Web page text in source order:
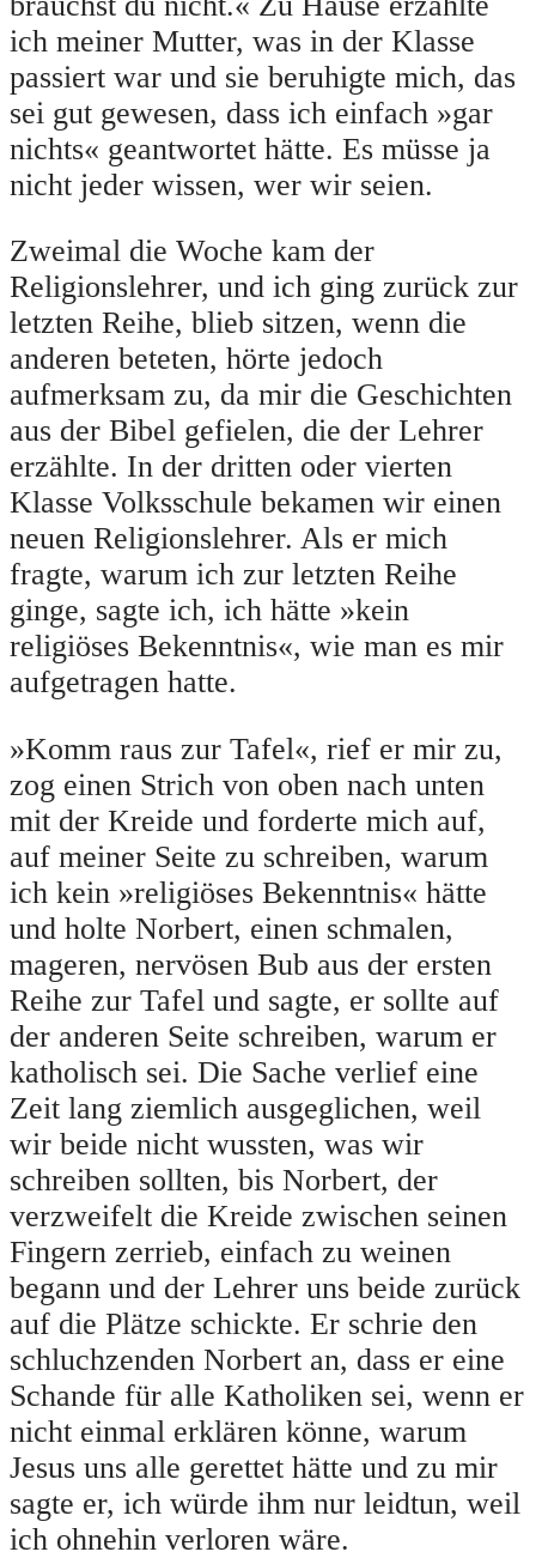
ich meiner Mutter, was in der Klasse
passiert war und sie beruhigte mich, das
sei gut gewesen, dass ich einfach »gar
nichts« geantwortet hätte. Es müsse ja
nicht jeder wissen, wer wir seien.
Zweimal die Woche kam der
Religionslehrer, und ich ging zurück zur
letzten Reihe, blieb sitzen, wenn die
anderen beteten, hörte jedoch
aufmerksam zu, da mir die Geschichten
aus der Bibel gefielen, die der Lehrer
erzählte. In der dritten oder vierten
Klasse Volksschule bekamen wir einen
neuen Religionslehrer. Als er mich
fragte, warum ich zur letzten Reihe
ginge, sagte ich, ich hätte »kein
religiöses Bekenntnis«, wie man es mir
aufgetragen hatte.
»Komm raus zur Tafel«, rief er mir zu,
zog einen Strich von oben nach unten
mit der Kreide und forderte mich auf,
auf meiner Seite zu schreiben, warum
ich kein »religiöses Bekenntnis« hätte
und holte Norbert, einen schmalen,
mageren, nervösen Bub aus der ersten
Reihe zur Tafel und sagte, er sollte auf
der anderen Seite schreiben, warum er
katholisch sei. Die Sache verlief eine
Zeit lang ziemlich ausgeglichen, weil
wir beide nicht wussten, was wir
schreiben sollten, bis Norbert, der
verzweifelt die Kreide zwischen seinen
Fingern zerrieb, einfach zu weinen
begann und der Lehrer uns beide zurück
auf die Plätze schickte. Er schrie den
schluchzenden Norbert an, dass er eine
Schande für alle Katholiken sei, wenn er
nicht einmal erklären könne, warum
Jesus uns alle gerettet hätte und zu mir
sagte er, ich würde ihm nur leidtun, weil
ich ohnehin verloren wäre.